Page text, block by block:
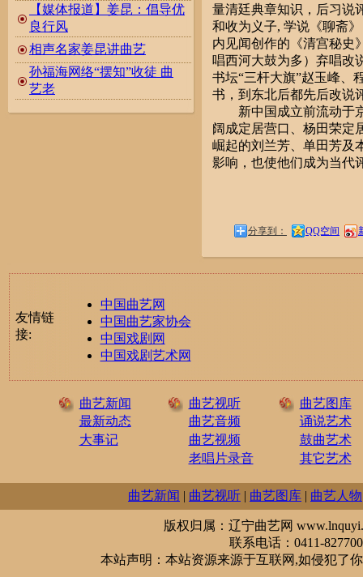
【媒体报道】姜昆：倡导优
良行风
相声名家姜昆讲曲艺
孙福海网络“摆知”收徒 曲
艺老
量清廷典章知识，后习说
和收为义子, 学说《聊斋
内见闻创作的《清宫秘史
唱西河大鼓为多）弃唱改
书坛“三杆大旗”赵玉峰、
书，到东北后都先后改说
新中国成立前流动于京
阔成定居营口、杨田荣定
崛起的刘兰芳、单田芳及
影响，也使他们成为当代
分享到： QQ空间
友情链
接:
中国曲艺网
中国曲艺家协会
中国戏剧网
中国戏剧艺术网
曲艺新闻
最新动态
大事记
曲艺视听
曲艺音频
曲艺视频
老唱片录音
曲艺图库
诵说艺术
鼓曲艺术
其它艺术
曲艺新闻 | 曲艺视听 | 曲艺图库 | 曲艺人物
版权归属：辽宁曲艺网
联系电话：0411-
本站声明：本站资源来源于互联网,如侵犯了